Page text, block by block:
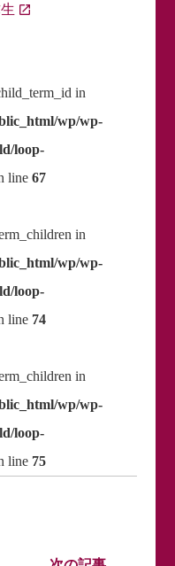
in
wp/wp-
loop-
line 67
in
wp/wp-
loop-
line 74
in
wp/wp-
loop-
line 75